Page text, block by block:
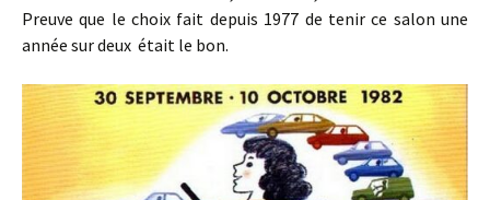
Preuve que le choix fait depuis 1977 de tenir ce salon une
année sur deux était le bon.